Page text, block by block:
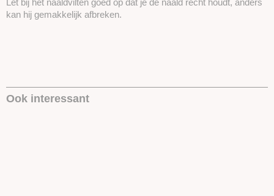
Let bij het naaldvilten goed op dat je de naald recht houdt, anders
kan hij gemakkelijk afbreken.
Ook interessant